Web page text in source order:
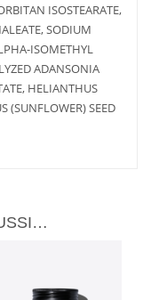
ISOSTEARATE,
SODIUM
ISOMETHYL
ADANSONIA
HELIANTHUS
(SUNFLOWER) SEED
AJOUTER
AU PANIER
PLUS
D'INFOS